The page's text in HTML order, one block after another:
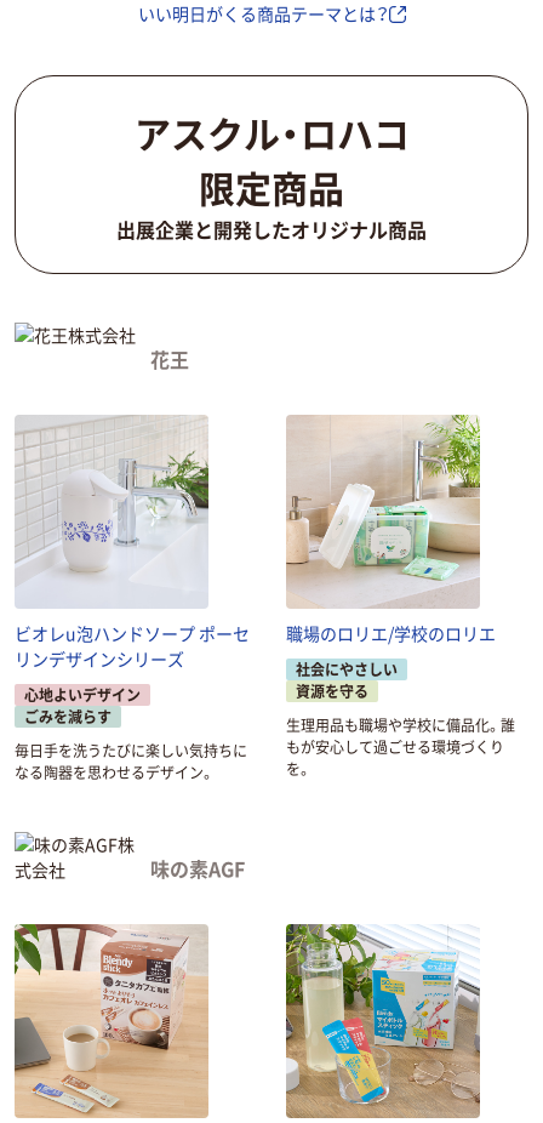
いい明日がくる商品テーマとは？
アスクル・ロハコ
限定商品
出展企業と開発したオリジナル商品
花王
ビオレu泡ハンドソープ ポーセ
リンデザインシリーズ
心地よいデザイン
ごみを減らす
毎日手を洗うたびに楽しい気持ちに
なる陶器を思わせるデザイン。
職場のロリエ/学校のロリエ
社会にやさしい
資源を守る
生理用品も職場や学校に備品化。誰
もが安心して過ごせる環境づくり
を。
味の素AGF